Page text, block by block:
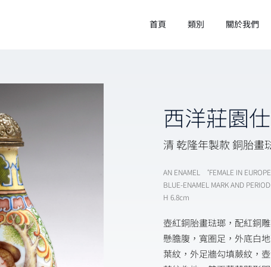
首頁 類別 關於我們
西洋莊園
清 乾隆年製款 銅胎畫
AN ENAMEL ‘FEMALE IN
BLUE-ENAMEL MARK AND
H 6.8cm
壺紅銅胎畫琺瑯，配紅銅
懸膽腹，寬圈足，外底白
葉紋，外足牆勾填蕨紋，